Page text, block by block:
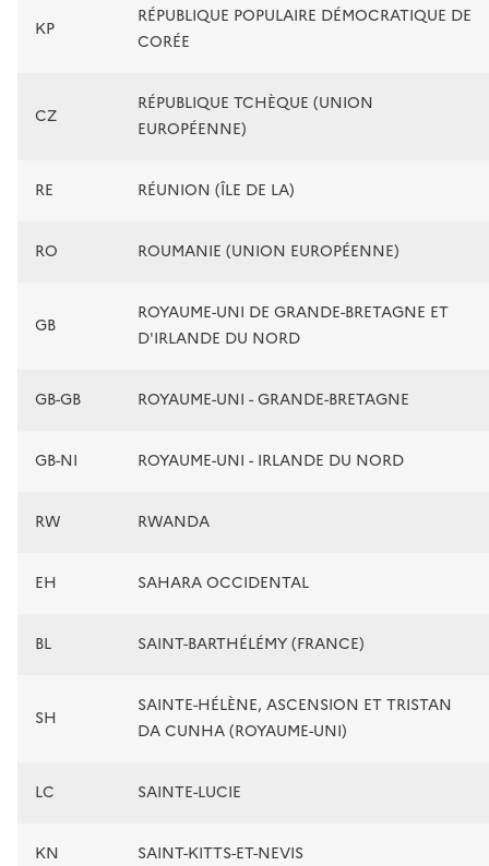
KP
RÉPUBLIQUE POPULAIRE DÉMOCRATIQUE DE
CORÉE
CZ
RÉPUBLIQUE TCHÈQUE (UNION
EUROPÉENNE)
RE RÉUNION (ÎLE DE LA)
RO ROUMANIE (UNION EUROPÉENNE)
GB
ROYAUME-UNI DE GRANDE-BRETAGNE ET
D'IRLANDE DU NORD
GB-GB ROYAUME-UNI - GRANDE-BRETAGNE
GB-NI ROYAUME-UNI - IRLANDE DU NORD
RW RWANDA
EH SAHARA OCCIDENTAL
BL SAINT-BARTHÉLÉMY (FRANCE)
SH
SAINTE-HÉLÈNE, ASCENSION ET TRISTAN
DA CUNHA (ROYAUME-UNI)
LC SAINTE-LUCIE
KN SAINT-KITTS-ET-NEVIS